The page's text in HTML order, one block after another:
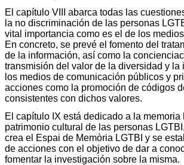
El capítulo VIII abarca todas las
la no discriminación de las personas
vital importancia como es el de los
En concreto, se prevé el fomento del
de la información, así como la
transmisión del valor de la diversidad y la
los medios de comunicación públicos y
acciones como la promoción de códigos
consistentes con dichos valores.
El capítulo IX está dedicado a la memoria
patrimonio cultural de las personas
crea el Espai de Memòria LGTBI y se
de acciones con el objetivo de dar a
fomentar la investigación sobre la misma.